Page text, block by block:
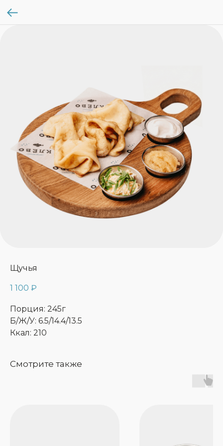
Щучья
1 100 ₽
Порция: 245г
Б/Ж/У: 6.5/14.4/13.5
Ккал: 210
Смотрите также